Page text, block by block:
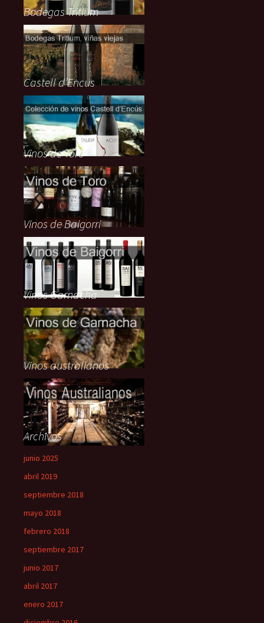
Bodegas Tritium
Castell d’Encus
Vinos de Toro
Vinos de Baigorri
Vinos Garnacha
Vinos australianos
Archivos
junio 2025
abril 2019
septiembre 2018
mayo 2018
febrero 2018
septiembre 2017
junio 2017
abril 2017
enero 2017